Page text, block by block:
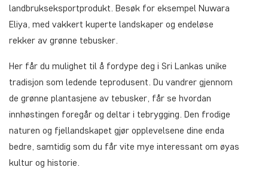
landbrukseksportprodukt. Besøk for eksempel Nuwara
Eliya, med vakkert kuperte landskaper og endeløse
rekker av grønne tebusker.
Her får du mulighet til å fordype deg i Sri Lankas unike
tradisjon som ledende teprodusent. Du vandrer gjennom
de grønne plantasjene av tebusker, får se hvordan
innhøstingen foregår og deltar i tebrygging. Den frodige
naturen og fjellandskapet gjør opplevelsene dine enda
bedre, samtidig som du får vite mye interessant om øyas
kultur og historie.